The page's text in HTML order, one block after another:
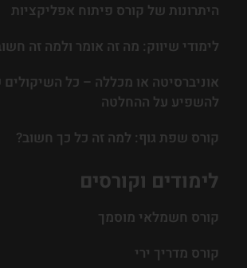
לימודים וקורסים
קורס חשמלאי מוסמך
קורס מדריך ירי
היתרונות של קורס פיתוח אפליקציות
לימודי שיווק: מה זה אומר ולמה זה
אוניברסיטה או מכללה – כל השיקולים
להשפיע על ההחלטה
קורס שפת גוף: למה זה כל כך חשוב?